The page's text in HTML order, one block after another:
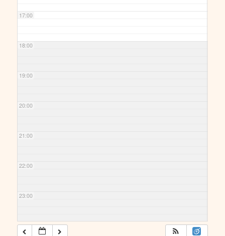
17:00
18:00
19:00
20:00
21:00
22:00
23:00